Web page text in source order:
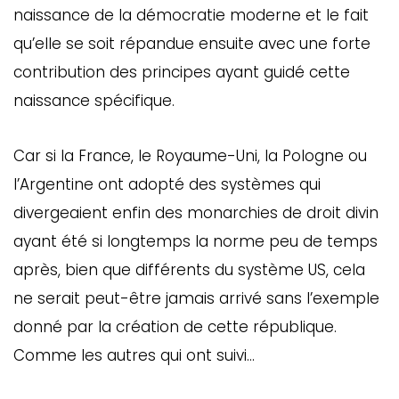
naissance de la démocratie moderne et le fait
qu’elle se soit répandue ensuite avec une forte
contribution des principes ayant guidé cette
naissance spécifique.
Car si la France, le Royaume-Uni, la Pologne ou
l’Argentine ont adopté des systèmes qui
divergeaient enfin des monarchies de droit divin
ayant été si longtemps la norme peu de temps
après, bien que différents du système US, cela
ne serait peut-être jamais arrivé sans l’exemple
donné par la création de cette république.
Comme les autres qui ont suivi…